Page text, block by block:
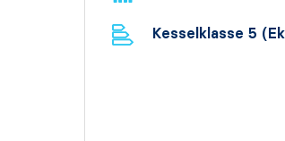
Kesselklasse 5